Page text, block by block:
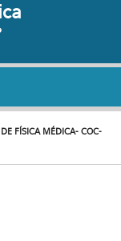
FÍSICA MÉDICA- COC-